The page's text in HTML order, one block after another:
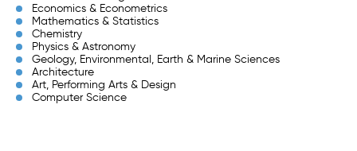
Economics & Econometrics
Mathematics & Statistics
Chemistry
Physics & Astronomy
Geology, Environmental, Earth & Marine Sciences
Architecture
Art, Performing Arts & Design
Computer Science